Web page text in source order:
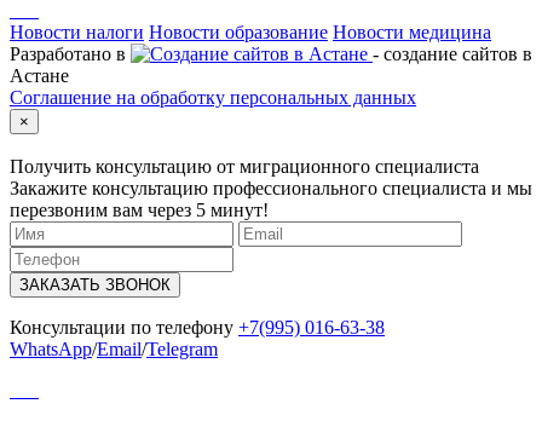
Новости налоги Новости образование Новости медицина
Разработано в
- создание сайтов в
Астане
Соглашение на обработку персональных данных
×
Получить консультацию от миграционного специалиста
Закажите консультацию профессионального специалиста и мы
перезвоним вам через 5 минут!
ЗАКАЗАТЬ ЗВОНОК
Консультации по телефону +7(995) 016-63-38
WhatsApp/Email/Telegram